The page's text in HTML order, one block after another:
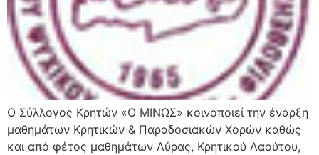
Ο Σύλλογος Κρητών «Ο ΜΙΝΩΣ» κοινοποιεί την έναρξη
μαθημάτων Κρητικών & Παραδοσιακών Χορών καθώς
και από φέτος μαθημάτων Λύρας, Κρητικού Λαούτου,